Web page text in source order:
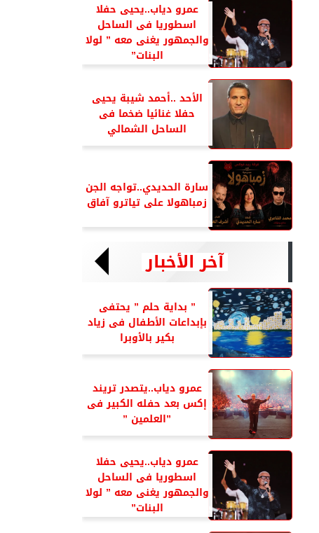
عمرو دياب..يحيى حفلا
اسطوريا فى الساحل
والجمهور يغنى معه ” لولا
البنات”
الأحد ..أحمد شيبة يحيى
حفلا غنائيا ضخما فى
الساحل الشمالي
سارة الحديدي..تواجه الجن
زمباهولا على تياترو آفاق
آخر الأخبار
” بداية حلم ” يحتفى
بإبداعات الأطفال فى زياد
بكير بالأوبرا
عمرو دياب..يتصدر تريند
إكس بعد حفله الكبير فى
”العلمين ”
عمرو دياب..يحيى حفلا
اسطوريا فى الساحل
والجمهور يغنى معه ” لولا
البنات”